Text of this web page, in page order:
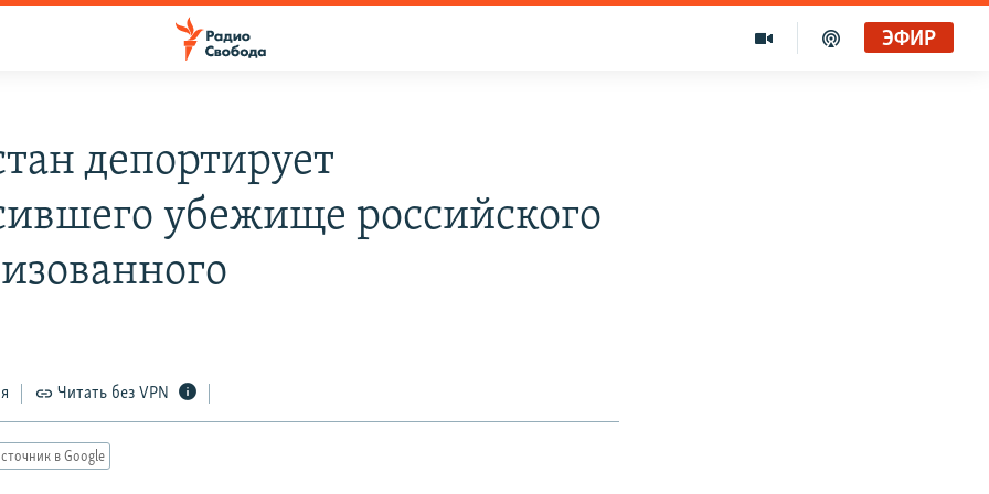
ЭФИР
депортирует
убежище российского
Читать без VPN
в Google